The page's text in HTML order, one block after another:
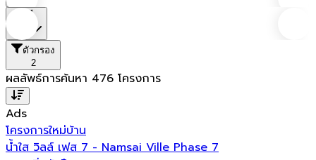
ตัวกรอง
2
ผลลัพธ์การค้นหา 476 โครงการ
Ads
โครงการใหม่บ้าน
น้ำใส วิลล์ เฟส 7 - Namsai Ville Phase 7